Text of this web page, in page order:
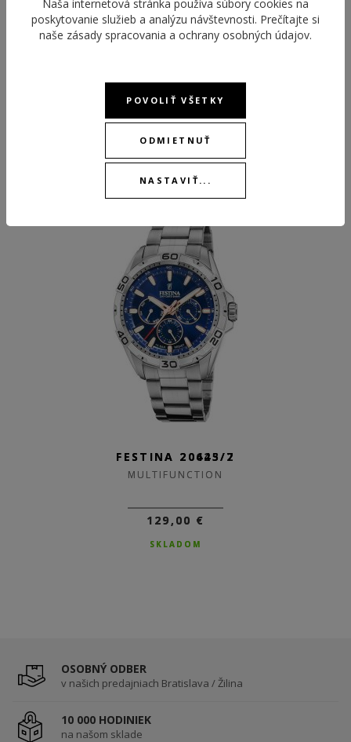
ODPORÚČANÉ PRODUKTY
FESTINA 20623/2
MULTIFUNCTION
129,00 €
SKLADOM
FESTINA 20445/7
MULTIFUNCTION
129,00 €
SKLADOM
OSOBNÝ ODBER
v našich predajniach Bratislava / Žilina
10 000 HODINIEK
na našom sklade
Naša internetová stránka používa súbory cookies na
poskytovanie služieb a analýzu návštevnosti. Prečítajte si
naše zásady spracovania a ochrany osobných údajov.
POVOLIŤ VŠETKY
ODMIETNUŤ
NASTAVIŤ...